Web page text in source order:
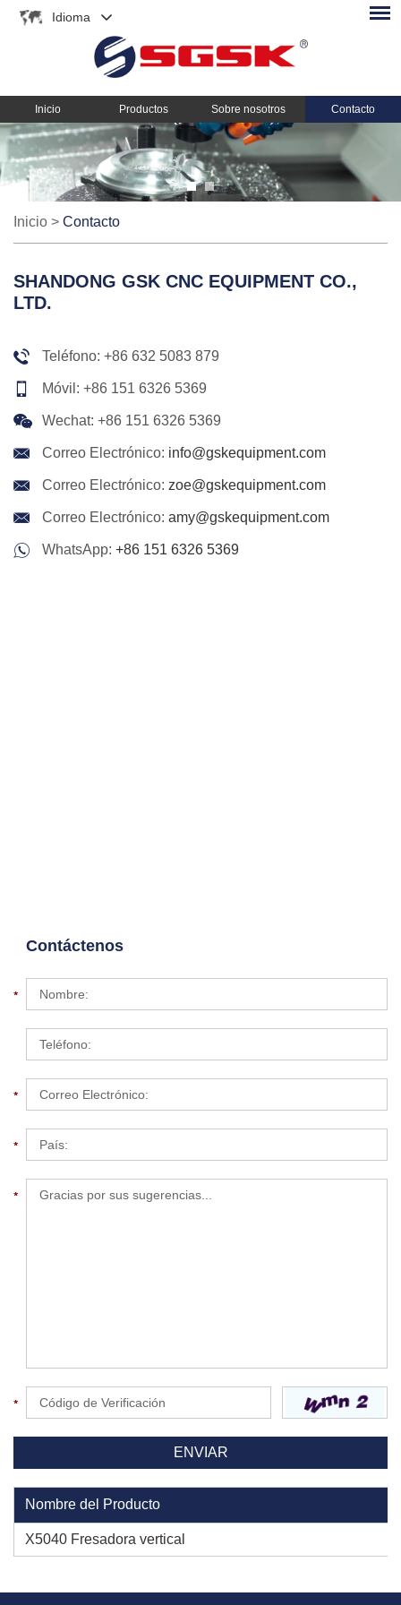
Idioma
Inicio Productos Sobre nosotros Contacto
Inicio > Contacto
SHANDONG GSK CNC EQUIPMENT CO.,
LTD.
Teléfono: +86 632 5083 879
Móvil: +86 151 6326 5369
Wechat: +86 151 6326 5369
Correo Electrónico: info@gskequipment.com
Correo Electrónico: zoe@gskequipment.com
Correo Electrónico: amy@gskequipment.com
WhatsApp: +86 151 6326 5369
Contáctenos
Nombre del Producto
X5040 Fresadora vertical